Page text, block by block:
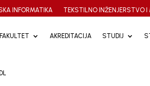
INFORMATIKA TEKSTILNO INŽENJERSTVO I
FAKULTET AKREDITACIJA STUDIJ
DL
FAKULTET AKREDITACIJA STUDIJ
DL